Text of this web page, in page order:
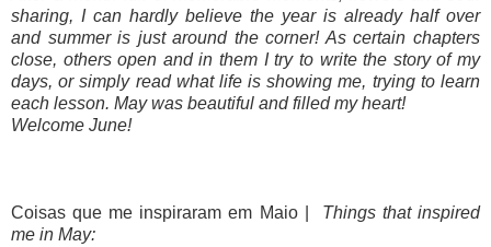
sharing, I can hardly believe the year is already half over
and summer is just around the corner! As certain chapters
close, others open and in them I try to write the story of my
days, or simply read what life is showing me, trying to learn
each lesson. May was beautiful and filled my heart!
Welcome June!
Coisas que me inspiraram em Maio | Things that inspired
me in May: